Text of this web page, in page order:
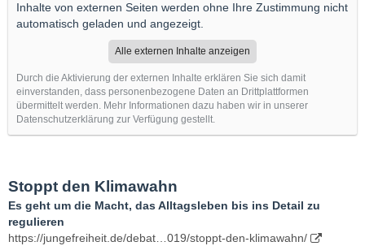
Inhalte von externen Seiten werden ohne Ihre Zustimmung nicht
automatisch geladen und angezeigt.
Alle externen Inhalte anzeigen
Durch die Aktivierung der externen Inhalte erklären Sie sich damit
einverstanden, dass personenbezogene Daten an Drittplattformen
übermittelt werden. Mehr Informationen dazu haben wir in unserer
Datenschutzerklärung zur Verfügung gestellt.
Stoppt den Klimawahn
Es geht um die Macht, das Alltagsleben bis ins Detail zu
regulieren
https://jungefreiheit.de/debat…019/stoppt-den-klimawahn/